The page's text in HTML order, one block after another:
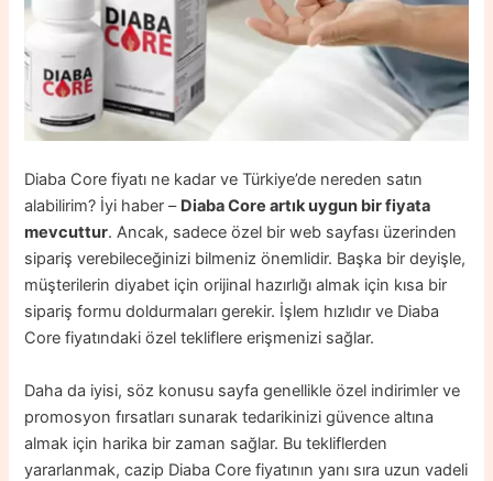
Diaba Core fiyatı ne kadar ve Türkiye’de nereden satın
alabilirim? İyi haber – Diaba Core artık uygun bir fiyata
mevcuttur. Ancak, sadece özel bir web sayfası üzerinden
sipariş verebileceğinizi bilmeniz önemlidir. Başka bir deyişle,
müşterilerin diyabet için orijinal hazırlığı almak için kısa bir
sipariş formu doldurmaları gerekir. İşlem hızlıdır ve Diaba
Core fiyatındaki özel tekliflere erişmenizi sağlar.
Daha da iyisi, söz konusu sayfa genellikle özel indirimler ve
promosyon fırsatları sunarak tedarikinizi güvence altına
almak için harika bir zaman sağlar. Bu tekliflerden
yararlanmak, cazip Diaba Core fiyatının yanı sıra uzun vadeli